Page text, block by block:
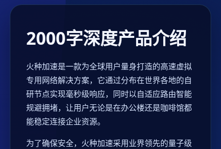
2000字深度产品介绍
火种加速是一款为全球用户量身打造的高速虚拟
专用网络解决方案，它通过分布在世界各地的自
研节点实现毫秒级响应，同时以自适应路由智能
规避拥堵，让用户无论是在办公楼还是咖啡馆都
能稳定连接企业资源。
为了确保安全，火种加速采用业界领先的量子级